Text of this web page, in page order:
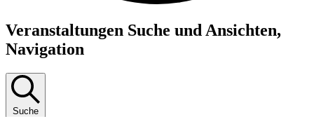
Veranstaltungen Suche und Ansichten,
Navigation
Suche